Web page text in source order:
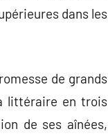
dans les
de grands
littéraire en trois
de ses aînées,